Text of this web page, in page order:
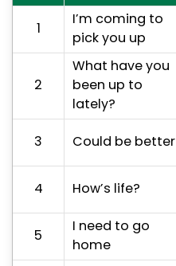
1
I’m coming to
pick you up
2
What have you
been up to
lately?
3 Could be better
4 How’s life?
5
I need to go
home